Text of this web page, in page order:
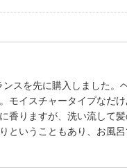
スを先に購入しました。
モイスチャータイプなだ
香りますが、洗い流して
ということもあり、お風